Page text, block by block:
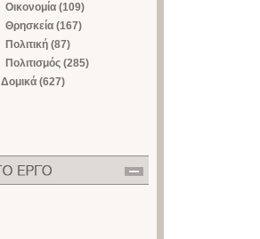
Οικονομία (109)
Θρησκεία (167)
Πολιτική (87)
Πολιτισμός (285)
Δομικά (627)